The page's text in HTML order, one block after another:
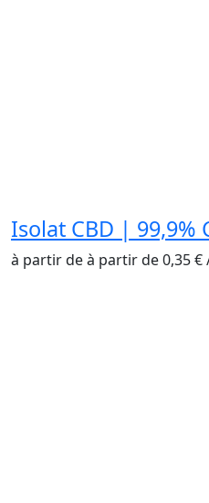
Isolat CBD | 99,9%
à partir deà partir de0,35€